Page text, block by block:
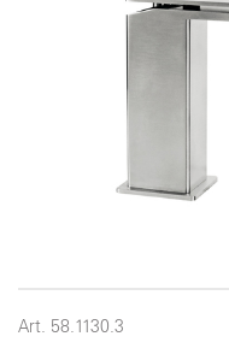
Art. 58.1130.3